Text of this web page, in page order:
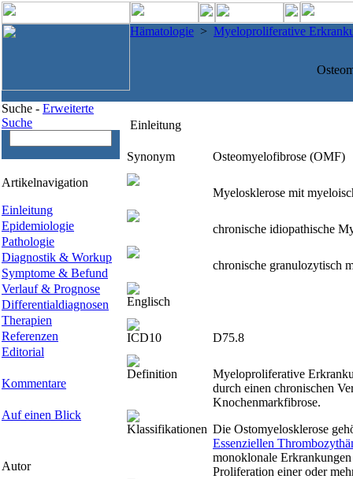
Hämatologie > Myeloproliferative
Suche - Erweiterte
Suche
Artikelnavigation
Einleitung
Epidemiologie
Pathologie
Diagnostik & Workup
Symptome & Befund
Verlauf & Prognose
Differentialdiagnosen
Therapien
Referenzen
Editorial
Kommentare
Auf einen Blick
Autor
Einleitung
Synonym Osteomyelofibrose (OMF)
Myelosklerose mit
chronische idiopathische
chronische granulozytisch
Englisch
ICD10 D75.8
Definition
Myeloproliferative
durch einen chronischen
Knochenmarkfibrose.
Klassifikationen Die Ostomyelosklerose
Essenziellen
monoklonale
Proliferation einer oder